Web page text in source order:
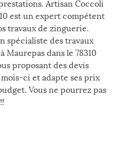
Artisan Coccoli
est un expert compétent
travaux de zinguerie.
spécialiste des travaux
Maurepas dans le 78310
proposant des devis
ci et adapte ses prix
Vous ne pourrez pas